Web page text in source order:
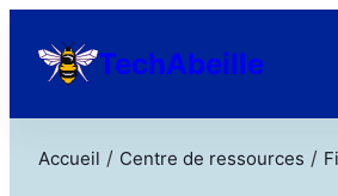
TechAbeille
Accueil / Centre de ressources /